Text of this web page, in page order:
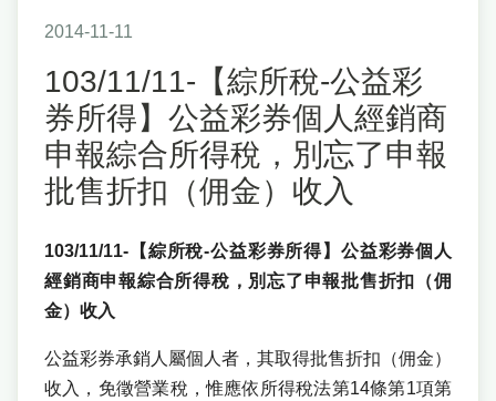
2014-11-11
103/11/11-【綜所稅-公益彩
券所得】公益彩券個人經銷商
申報綜合所得稅，別忘了申報
批售折扣（佣金）收入
103/11/11-【綜所稅-公益彩券所得】公益彩券個人
經銷商申報綜合所得稅，別忘了申報批售折扣（佣
金）收入
公益彩券承銷人屬個人者，其取得批售折扣（佣金）
收入，免徵營業稅，惟應依所得稅法第14條第1項第